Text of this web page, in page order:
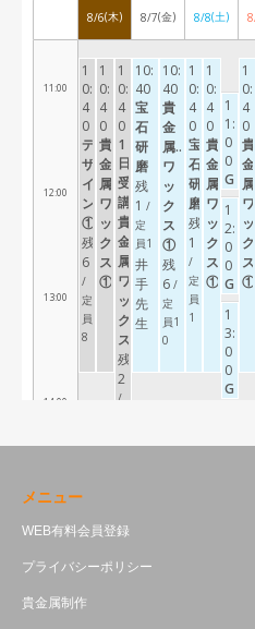
メニュー
WEB有料会員登録
プライバシーポリシー
貴金属制作